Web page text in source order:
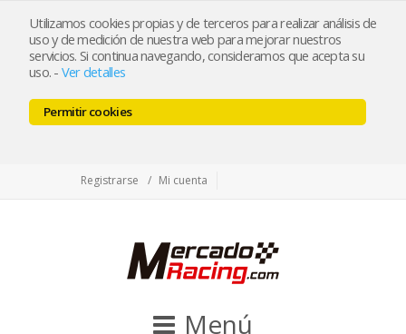
Utilizamos cookies propias y de terceros para realizar análisis de
uso y de medición de nuestra web para mejorar nuestros
servicios. Si continua navegando, consideramos que acepta su
uso. - Ver detalles
Permitir cookies
tienda@mercadoracing.com
Registrarse
Mi cuenta
Menú